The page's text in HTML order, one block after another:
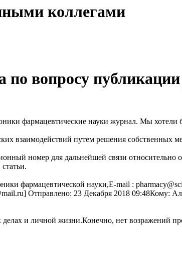
коллегами
по вопросу
фармацевтические науки журнал. Мы хотели
взаимодействий путем решения собственных
номер для дальнейшей связи относительно
фармацевтической науки,E-mail :
Отправлено: 23 Декабря 2018 09:48Кому:
и личной жизни.Конечно, нет возражений